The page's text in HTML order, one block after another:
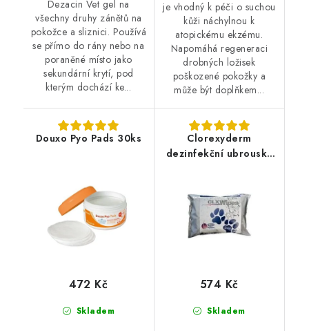
Dezacin Vet gel na
všechny druhy zánětů na
pokožce a sliznici. Používá
se přímo do rány nebo na
poraněné místo jako
sekundární krytí, pod
kterým dochází ke...
je vhodný k péči o suchou
kůži náchylnou k
atopickému ekzému.
Napomáhá regeneraci
drobných ložisek
poškozené pokožky a
může být doplňkem...
Douxo Pyo Pads 30ks
Skladem
472 Kč
Clorexyderm
dezinfekční ubrousky
Skladem
574 Kč